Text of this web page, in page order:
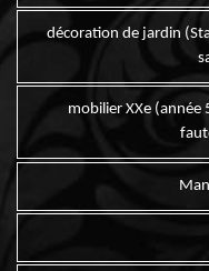
décoration de jardin
mobilier XXe